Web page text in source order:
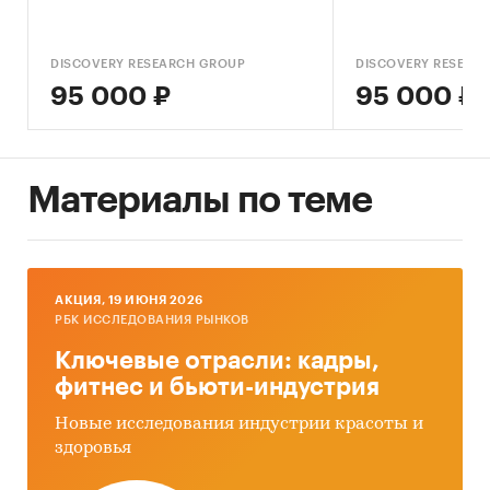
….. и ….. Однако, по мнению компании в …..
По прогнозам аналитиков …. рынок …… на
уровне ….% в год, но к 2020 году будет …..
Основными тенденциями внешней торговли
является:
ž …..
DISCOVERY RESEARCH GROUP
95 000 ₽
DISCOVERY
95 000 ₽
Материалы по теме
AКЦИЯ, 19 ИЮНЯ 2026
РБК ИССЛЕДОВАНИЯ РЫНКОВ
Ключевые отрасли: кадры,
фитнес и бьюти-индустрия
Новые исследования индустрии красоты и
здоровья